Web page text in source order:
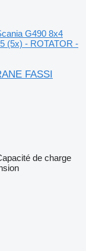
G490 8x4
(5x) - ROTATOR -
FASSI
de charge